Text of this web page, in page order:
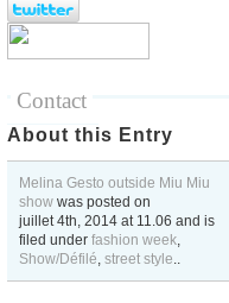
Contact
About this Entry
Melina Gesto outside Miu Miu
show was posted on
juillet 4th, 2014 at 11.06 and is
filed under fashion week,
Show/Défilé, street style..